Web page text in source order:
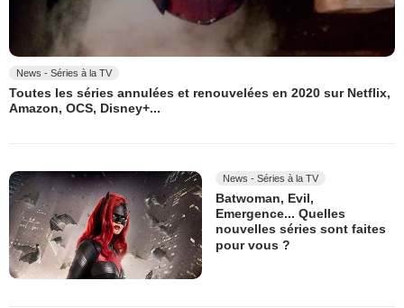
News - Séries à la TV
Toutes les séries annulées et renouvelées en 2020 sur Netflix,
Amazon, OCS, Disney+...
News - Séries à la TV
Batwoman, Evil,
Emergence... Quelles
nouvelles séries sont faites
pour vous ?